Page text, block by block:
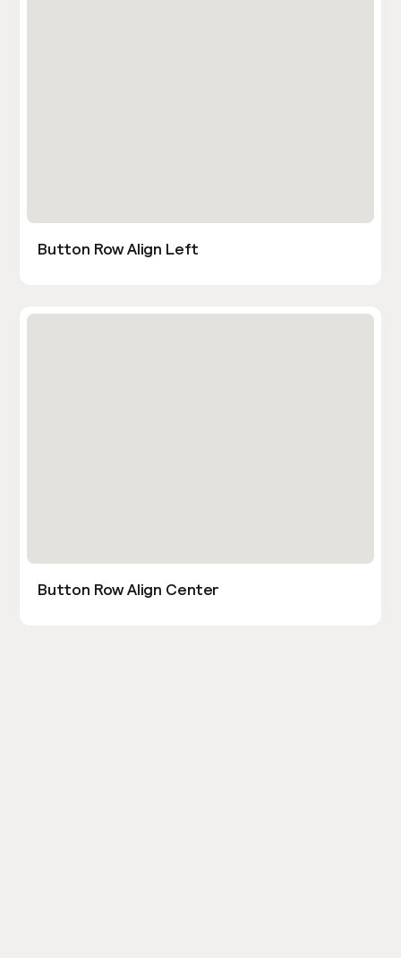
Button Row Align Left
Button Row Align Center